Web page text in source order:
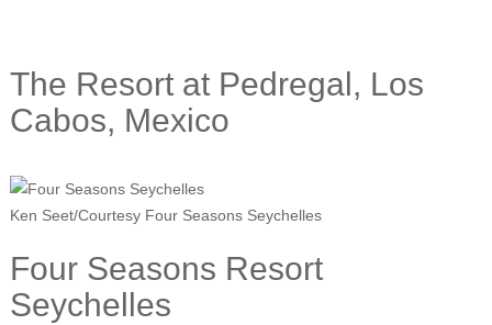
The Resort at Pedregal, Los
Cabos, Mexico
Ken Seet/Courtesy Four Seasons Seychelles
Four Seasons Resort
Seychelles